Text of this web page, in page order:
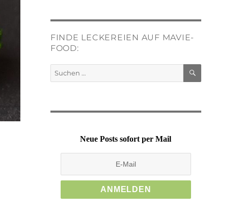
FINDE LECKEREIEN AUF MAVIE-
FOOD:
Suchen
nach:
SUCHEN
Neue Posts sofort per Mail